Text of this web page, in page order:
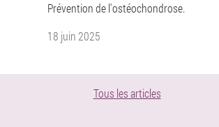
Prévention de l'ostéochondrose.
18 juin 2025
Tous les articles